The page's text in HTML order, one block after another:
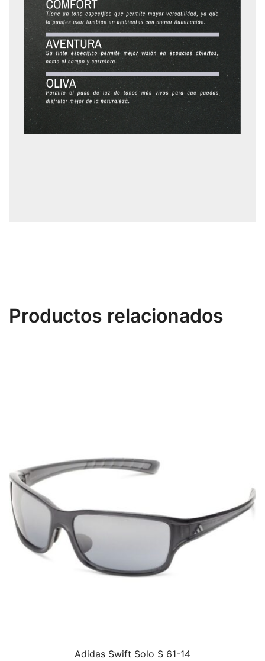
Productos relacionados
Adidas Swift Solo S 61-14